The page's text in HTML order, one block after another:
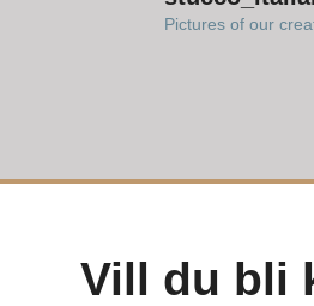
Pictures of our
Vill du bli